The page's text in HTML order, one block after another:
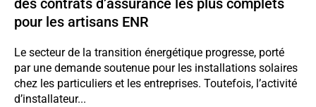
des contrats d’assurance les plus complets
pour les artisans ENR
Le secteur de la transition énergétique progresse, porté
par une demande soutenue pour les installations solaires
chez les particuliers et les entreprises. Toutefois, l’activité
d’installateur...